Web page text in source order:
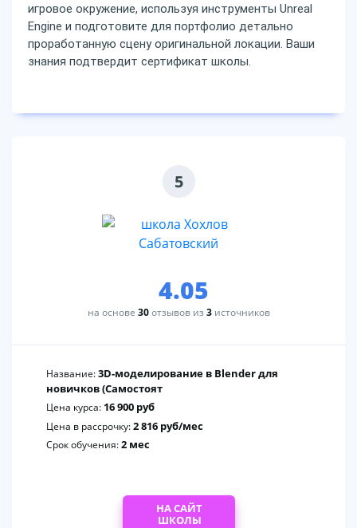
игровое окружение, используя инструменты Unreal
Engine и подготовите для портфолио детально
проработанную сцену оригинальной локации. Ваши
знания подтвердит сертификат школы.
5
4.05
на основе 30отзывов из 3источников
Название:3D-моделирование в Blender для
новичков (Самостоят
Цена курса: 16 900 руб
Цена в рассрочку:2 816 руб/мес
Срок обучения:2 мес
НА САЙТ
ШКОЛЫ